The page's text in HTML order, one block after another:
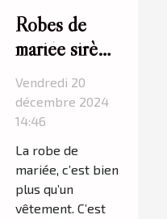
Robes de
mariée sirène
à Paris 5 :
l’élégance
intemporelle
signée
Cymbeline
Vendredi 20
décembre 2024
14:46
La robe de
mariée, c’est bien
plus qu’un
vêtement. C’est